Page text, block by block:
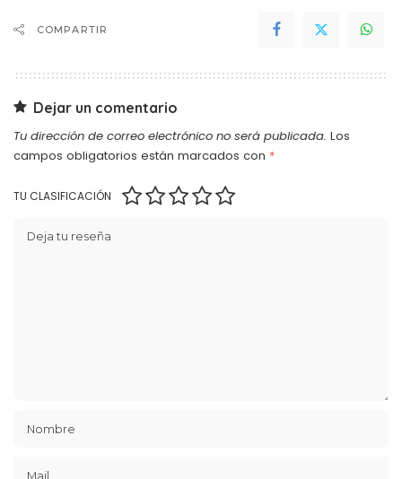
COMPARTIR
Dejar un comentario
Tu dirección de correo electrónico no será publicada. Los
campos obligatorios están marcados con *
TU CLASIFICACIÓN